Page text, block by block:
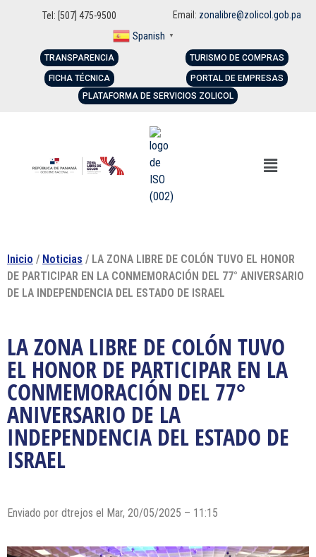
Tel: [507] 475-9500 Email: zonalibre@zolicol.gob.pa
Spanish ▼
TRANSPARENCIA
FICHA TÉCNICA
TURISMO DE COMPRAS
PORTAL DE EMPRESAS
PLATAFORMA DE SERVICIOS ZOLICOL
Inicio / Noticias / LA ZONA LIBRE DE COLÓN TUVO EL HONOR
DE PARTICIPAR EN LA CONMEMORACIÓN DEL 77° ANIVERSARIO
DE LA INDEPENDENCIA DEL ESTADO DE ISRAEL
LA ZONA LIBRE DE COLÓN TUVO
EL HONOR DE PARTICIPAR EN LA
CONMEMORACIÓN DEL 77°
ANIVERSARIO DE LA
INDEPENDENCIA DEL ESTADO DE
ISRAEL
Enviado por dtrejos el Mar, 20/05/2025 – 11:15